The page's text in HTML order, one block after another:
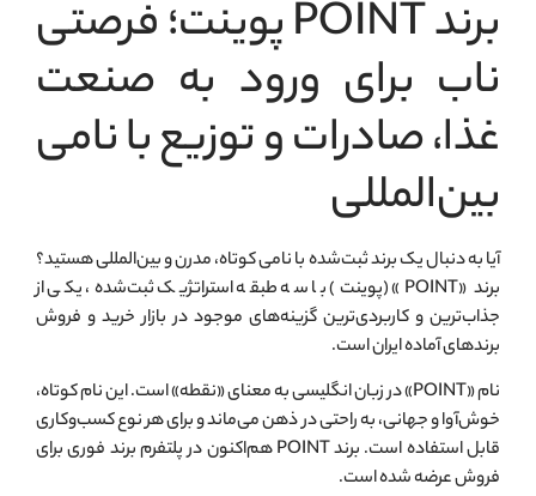
برند POINT پوينت؛ فرصتی
ناب برای ورود به صنعت
غذا، صادرات و توزیع با نامی
بین‌المللی
آیا به دنبال یک برند ثبت‌شده با نامی کوتاه، مدرن و بین‌المللی هستید؟
برند «POINT» (پوينت) با سه طبقه استراتژیک ثبت‌شده، یکی از
جذاب‌ترین و کاربردی‌ترین گزینه‌های موجود در بازار خرید و فروش
برندهای آماده ایران است.
نام «POINT» در زبان انگلیسی به معنای «نقطه» است. این نام کوتاه،
خوش‌آوا و جهانی، به راحتی در ذهن می‌ماند و برای هر نوع کسب‌وکاری
قابل استفاده است. برند POINT هم‌اکنون در پلتفرم برند فوری برای
فروش عرضه شده است.